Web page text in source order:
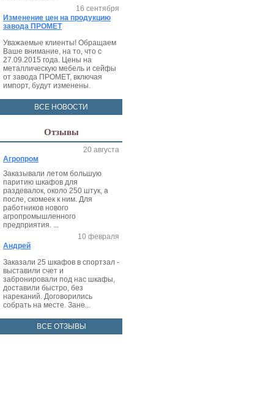
Изменение цен на продукцию
завода ПРОМЕТ
16 сентября
Уважаемые клиенты! Обращаем
Ваше внимание, на то, что с
27.09.2015 года. Цены на
металлическую мебель и сейфы
от завода ПРОМЕТ, включая
импорт, будут изменены.
ВСЕ НОВОСТИ
Отзывы
Агропром
20 августа
Заказывали летом большую
паритию шкафов для
раздевалок, около 250 штук, а
после, скомеек к ним. Для
работников нового
агропромышленного
предприятия. ...
Андрей
10 февраля
Заказали 25 шкафов в спортзал -
выставили счет и
забронировали под нас шкафы,
доставили быстро, без
нареканий. Договорились
собрать на месте. Зане...
ВСЕ ОТЗЫВЫ